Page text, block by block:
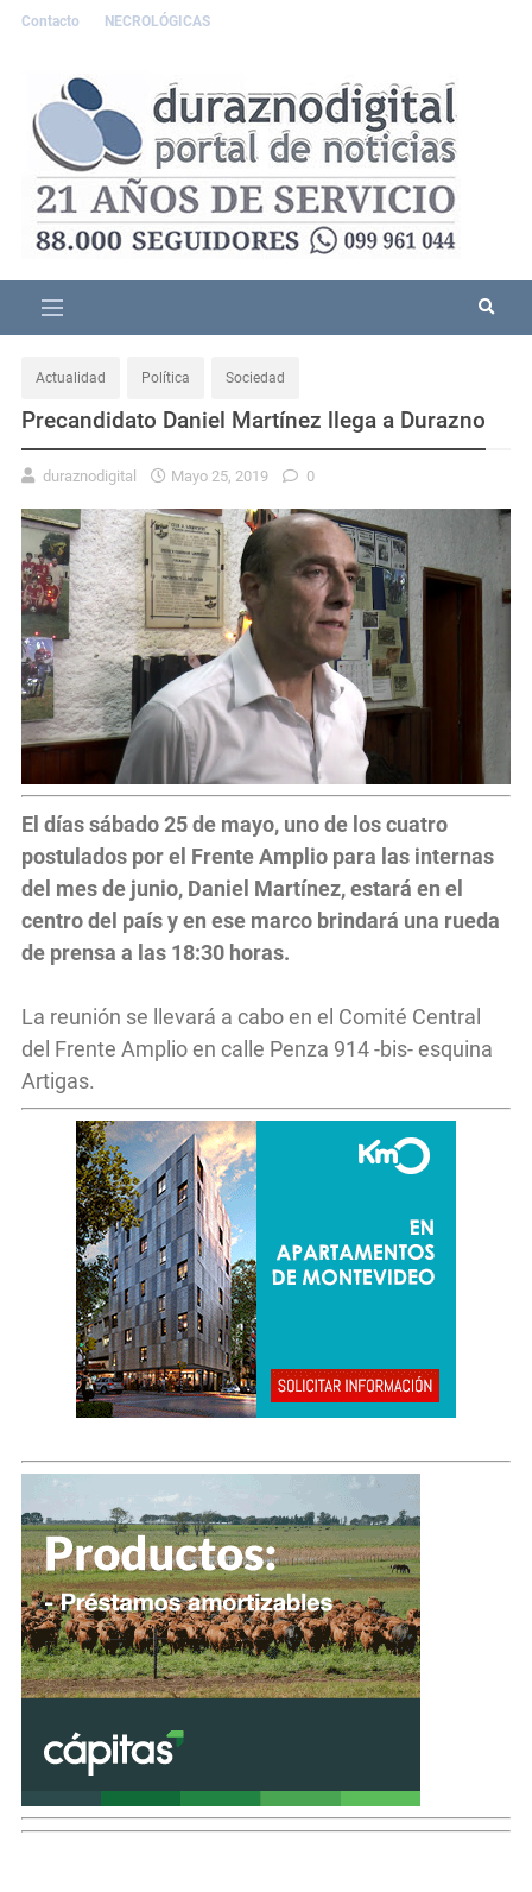
Contacto NECROLÓGICAS
Actualidad Política Sociedad
Precandidato Daniel Martínez llega a Durazno
duraznodigital Mayo 25, 2019 0
El días sábado 25 de mayo, uno de los cuatro
postulados por el Frente Amplio para las internas
del mes de junio, Daniel Martínez, estará en el
centro del país y en ese marco brindará una rueda
de prensa a las 18:30 horas.
La reunión se llevará a cabo en el Comité Central
del Frente Amplio en calle Penza 914 -bis- esquina
Artigas.